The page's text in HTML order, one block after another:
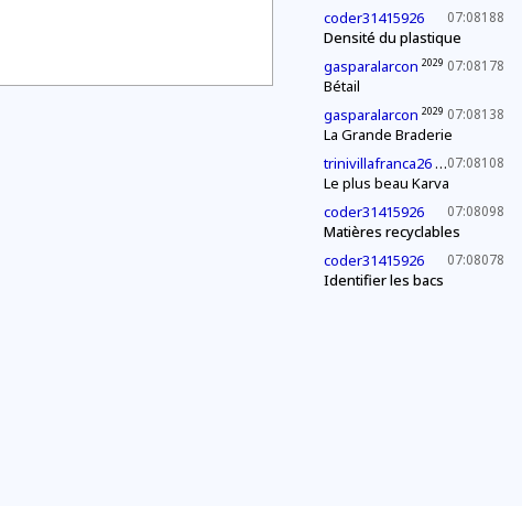
07:08188
coder31415926
Densité du plastique
07:08178
gasparalarcon 2029
Bétail
07:08138
gasparalarcon 2029
La Grande Braderie
07:08108
trinivillafranca26 2027
Le plus beau Karva
07:08098
coder31415926
Matières recyclables
07:08078
coder31415926
Identifier les bacs